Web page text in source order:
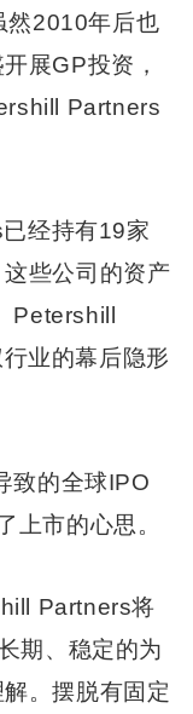
然2010年后也
展GP投资，
Partners
经持有19家
些公司的资产
Petershill
业的幕后隐形
致的全球IPO
市的心思。
Partners将
期、稳定的为
。摆脱有固定